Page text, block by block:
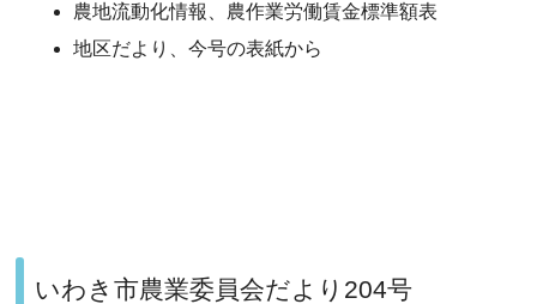
農地流動化情報、農作業労働賃金標準額表
地区だより、今号の表紙から
いわき市農業委員会だより204号